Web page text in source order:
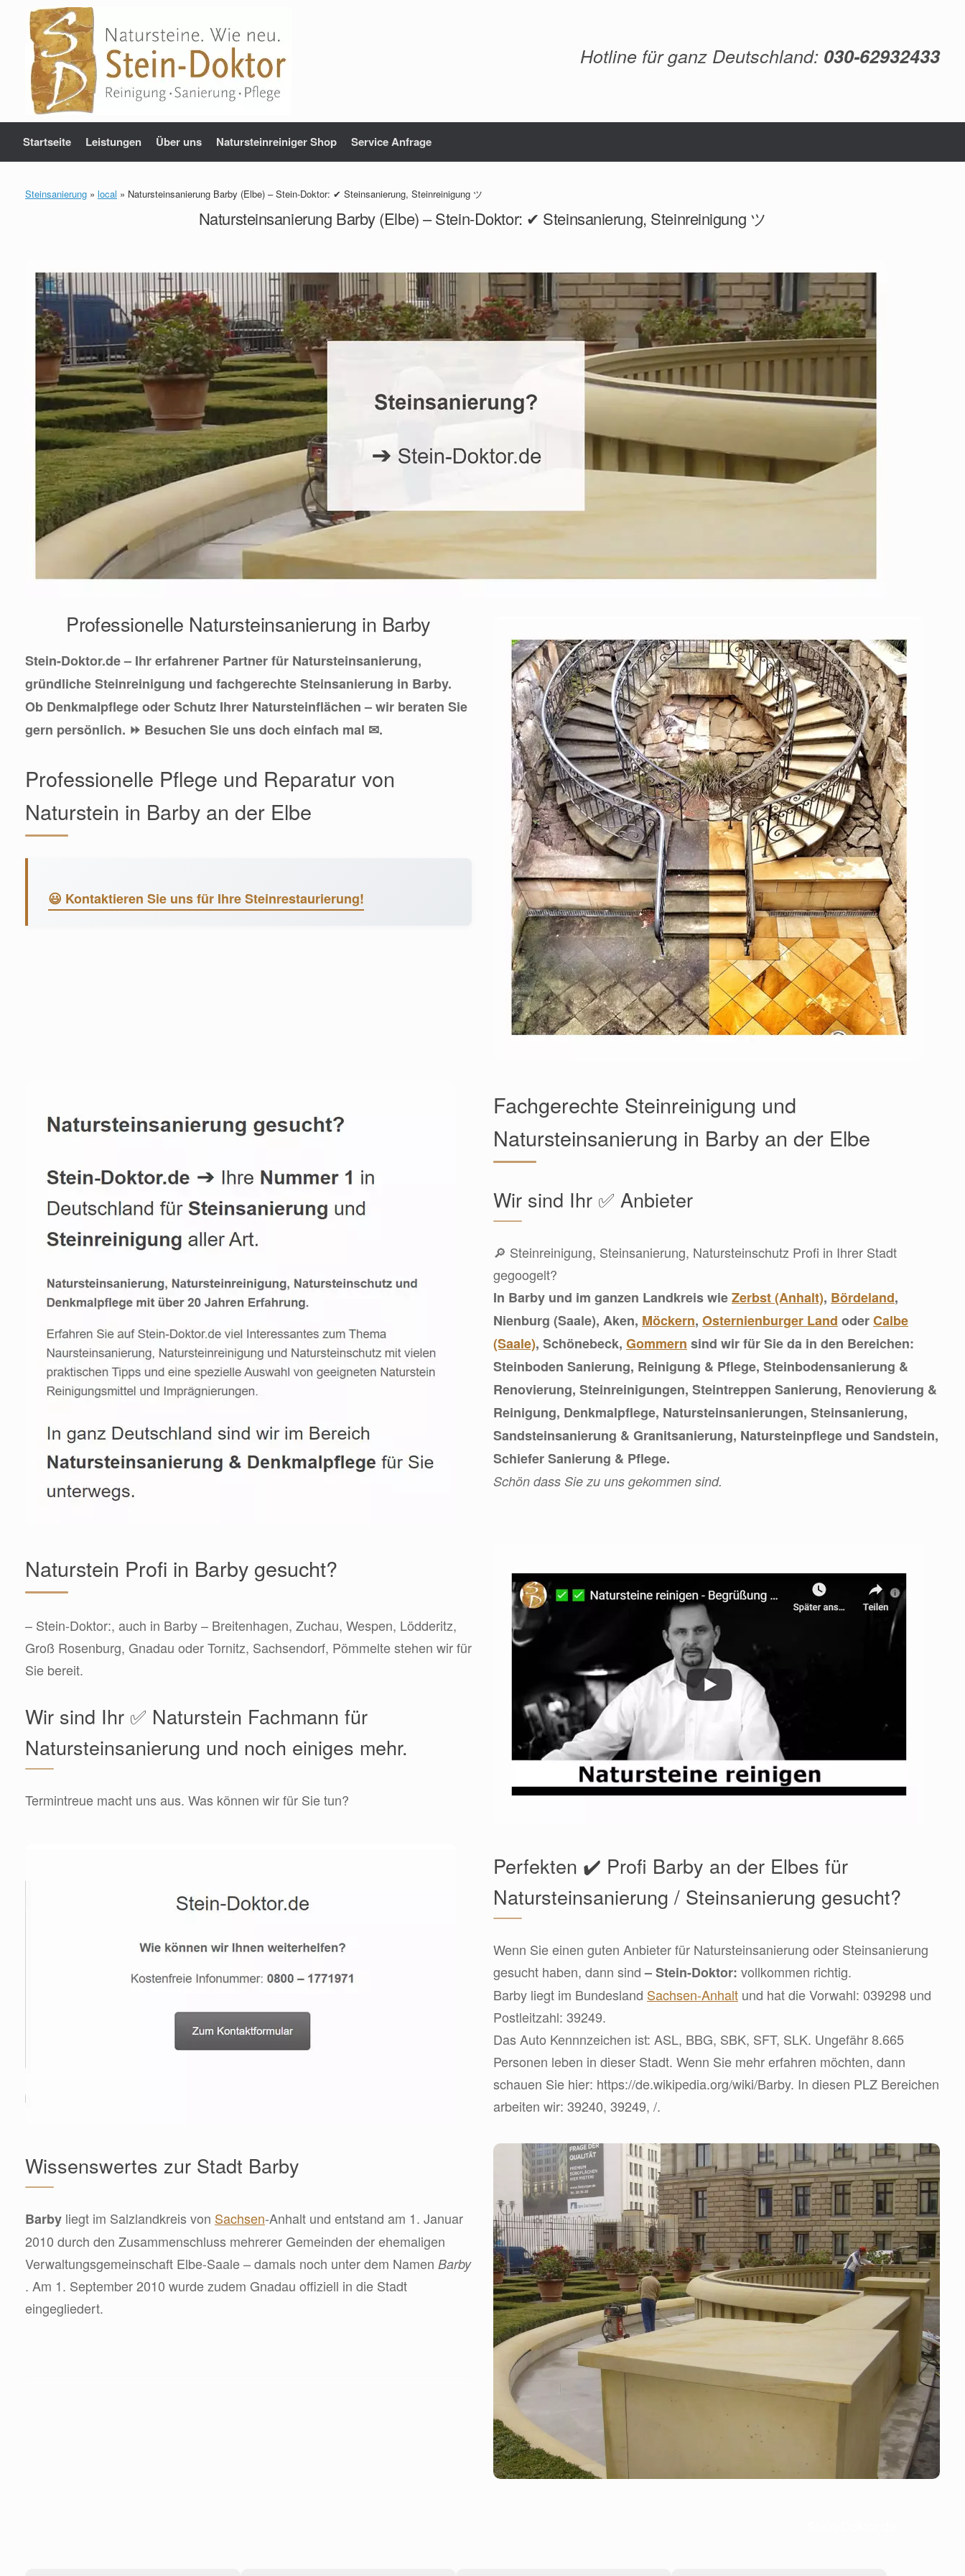
springen
Hotline für ganz Deutschland: 030-62932433
Startseite Leistungen Über uns Natursteinreiniger Shop Service Anfrage
Steinsanierung » local » Natursteinsanierung Barby (Elbe) – Stein-Doktor: ✔ Steinsanierung, Steinreinigung ツ
Natursteinsanierung Barby (Elbe) – Stein-Doktor: ✔ Steinsanierung, Steinreinigung ツ
Professionelle Natursteinsanierung in Barby
Stein-Doktor.de – Ihr erfahrener Partner für Natursteinsanierung,
gründliche Steinreinigung und fachgerechte Steinsanierung in Barby.
Ob Denkmalpflege oder Schutz Ihrer Natursteinflächen – wir beraten Sie
gern persönlich. ⏩ Besuchen Sie uns doch einfach mal ✉.
Professionelle Pflege und Reparatur von
Naturstein in Barby an der Elbe
😃 Kontaktieren Sie uns für Ihre Steinrestaurierung!
Fachgerechte Steinreinigung und
Natursteinsanierung in Barby an der Elbe
Wir sind Ihr ✅ Anbieter
🔎 Steinreinigung, Steinsanierung, Natursteinschutz Profi in Ihrer Stadt
gegoogelt?
In Barby und im ganzen Landkreis wieZerbst (Anhalt), Bördeland,
Nienburg (Saale), Aken, Möckern, Osternienburger Land oderCalbe
(Saale), Schönebeck, Gommern sind wir für Sie da in den Bereichen:
Steinboden Sanierung, Reinigung & Pflege, Steinbodensanierung &
Renovierung, Steinreinigungen, Steintreppen Sanierung, Renovierung &
Reinigung, Denkmalpflege, Natursteinsanierungen, Steinsanierung,
Sandsteinsanierung & Granitsanierung, Natursteinpflege und Sandstein,
Schiefer Sanierung & Pflege.
Schön dass Sie zu uns gekommen sind.
Naturstein Profi in Barby gesucht?
– Stein-Doktor:, auch in Barby – Breitenhagen, Zuchau, Wespen, Lödderitz,
Groß Rosenburg, Gnadau oder Tornitz, Sachsendorf, Pömmelte stehen wir für
Sie bereit.
Wir sind Ihr ✅ Naturstein Fachmann für
Natursteinsanierung und noch einiges mehr.
Termintreue macht uns aus. Was können wir für Sie tun?
Perfekten ✔️ Profi Barby an der Elbes für
Natursteinsanierung / Steinsanierung gesucht?
Wenn Sie einen guten Anbieter für Natursteinsanierung oder Steinsanierung
gesucht haben, dann sind– Stein-Doktor: vollkommen richtig.
Barby liegt im Bundesland Sachsen-Anhalt und hat die Vorwahl: 039298 und
Postleitzahl: 39249.
Das Auto Kennnzeichen ist: ASL, BBG, SBK, SFT, SLK. Ungefähr 8.665
Personen leben in dieser Stadt. Wenn Sie mehr erfahren möchten, dann
schauen Sie hier: https://de.wikipedia.org/wiki/Barby. In diesen PLZ Bereichen
arbeiten wir: 39240, 39249, /.
Wissenswertes zur Stadt Barby
Barby liegt im Salzlandkreis von Sachsen-Anhalt und entstand am 1. Januar
2010 durch den Zusammenschluss mehrerer Gemeinden der ehemaligen
Verwaltungsgemeinschaft Elbe-Saale – damals noch unter dem Namen Barby
. Am 1. September 2010 wurde zudem Gnadau offiziell in die Stadt
eingegliedert.